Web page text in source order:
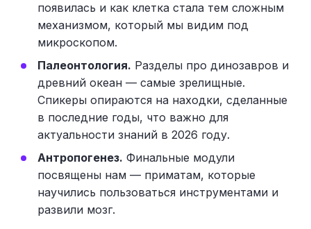
появилась и как клетка стала тем сложным
механизмом, который мы видим под
микроскопом.
Палеонтология. Разделы про динозавров и
древний океан — самые зрелищные.
Спикеры опираются на находки, сделанные
в последние годы, что важно для
актуальности знаний в 2026 году.
Антропогенез. Финальные модули
посвящены нам — приматам, которые
научились пользоваться инструментами и
развили мозг.